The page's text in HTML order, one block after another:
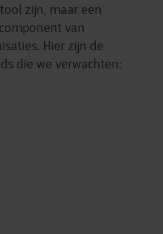
zijn, maar een
van
Hier zijn de
die we verwachten: